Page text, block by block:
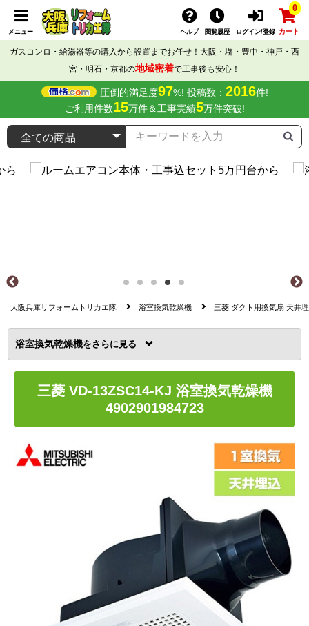
メニュー ヘルプ 閲覧履歴 ログイン/登録
0
カート
ガスコンロ・給湯器等の購入から設置までお任せ！大阪・堺・豊中・神戸・西
宮・明石・京都の地域密着で工事後も安心！
圧倒的満足度97%! 投稿数： 2016件!
ご利用件数15万件＆工事実績5万件突破!
大阪兵庫リフォームトリカエ隊 浴室換気乾燥機 三菱 ダクト用換気扇 天井
浴室換気乾燥機を
三菱 VD-13ZSC14-KJ 浴室換気乾燥機
4902901984723